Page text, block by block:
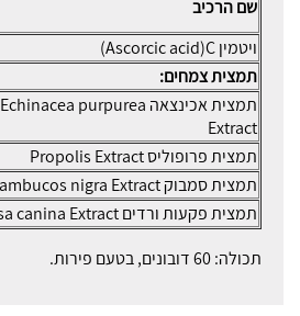
שם הרכיב
ויטמין Ascorcic acid)C)
תמצית צמחים:
תמצית אכינצאה Echinacea purpurea
Extract
תמצית פרופוליס Propolis Extract
תמצית סמבוק Sambucos nigra Extract
תמצית פקעות ורדים Rosa canina Extract
תכולה: 60 דובונים, בטעם פירות.